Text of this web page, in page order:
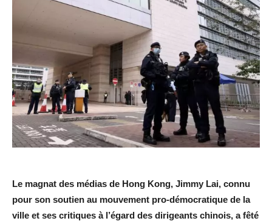
Le magnat des médias de Hong Kong, Jimmy Lai, connu
pour son soutien au mouvement pro-démocratique de la
ville et ses critiques à l’égard des dirigeants chinois, a fêté